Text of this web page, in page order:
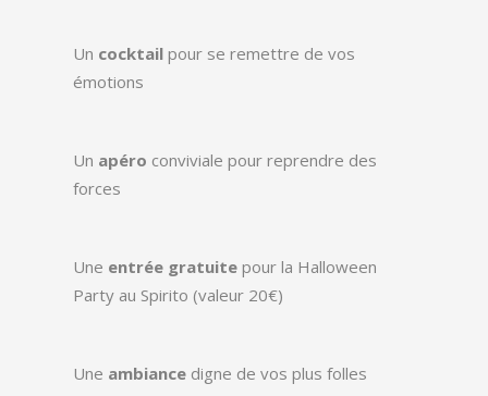
Un cocktail pour se remettre de vos
émotions
Un apéro conviviale pour reprendre des
forces
Une entrée gratuite pour la Halloween
Party au Spirito (valeur 20€)
Une ambiance digne de vos plus folles